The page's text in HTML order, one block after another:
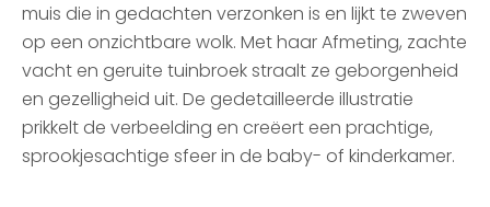
muis die in gedachten verzonken is en lijkt te zweven
op een onzichtbare wolk. Met haar Afmeting, zachte
vacht en geruite tuinbroek straalt ze geborgenheid
en gezelligheid uit. De gedetailleerde illustratie
prikkelt de verbeelding en creëert een prachtige,
sprookjesachtige sfeer in de baby- of kinderkamer.